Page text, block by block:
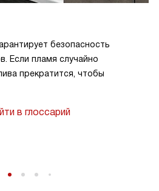
безопасность
Если пламя случайно
прекратится, чтобы
в глоссарий